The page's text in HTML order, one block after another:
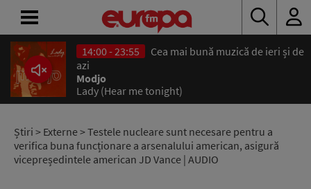
14:00 - 23:55
Cea mai bună muzică de ieri și de
azi
Modjo
Lady (Hear me tonight)
Știri > Externe> Testele nucleare sunt necesare pentru a
verifica buna funcționare a arsenalului american, asigură
vicepreședintele american JD Vance | AUDIO
ACASĂ
ȘTIRI
RADIO
CONCURSURI